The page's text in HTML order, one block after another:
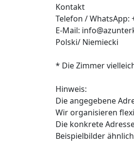
Kontakt
Telefon / WhatsApp:
E-Mail:
Polski/ Niemiecki
* Die Zimmer
Hinweis:
Die angegebene
Wir organisieren
Die konkrete
Beispielbilder